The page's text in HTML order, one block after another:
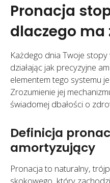
Pronacja
dlaczego ma
Każdego dnia Twoje
działając jak precyzyjne
elementem tego systemu
Zrozumienie jej
świadomej dbałości o
Definicja
amortyzujący
Pronacja to naturalny,